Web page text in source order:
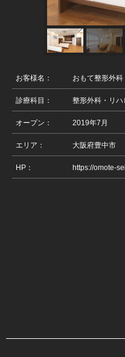
お客様名： おもて整形外
診療科目： 整形外科・リ
オープン： 2019年7月
エリア： 大阪府豊中市
HP： https://omote-